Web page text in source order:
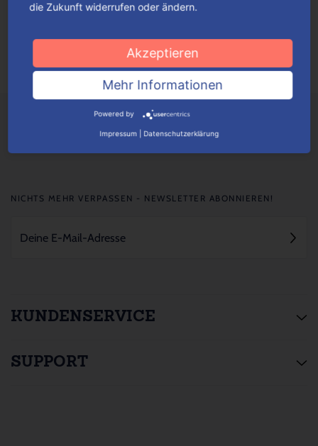
Je nach Verpackungstyp kannst du ganz einfach deine
Mehr lesen
KUNDENSERVICE
SUPPORT
NICHTS MEHR VERPASSEN - NEWSLETTER ABONNIEREN!
die Zukunft widerrufen oder ändern.
Akzeptieren
Mehr Informationen
Powered by
Impressum Datenschutzerklärung